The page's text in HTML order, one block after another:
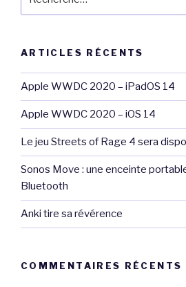
pour
ARTICLES RÉCENTS
Apple WWDC 2020 – iPadOS 14
Apple WWDC 2020 – iOS 14
Le jeu Streets of Rage 4 sera
Sonos Move : une enceinte
Bluetooth
Anki tire sa révérence
COMMENTAIRES RÉCENTS